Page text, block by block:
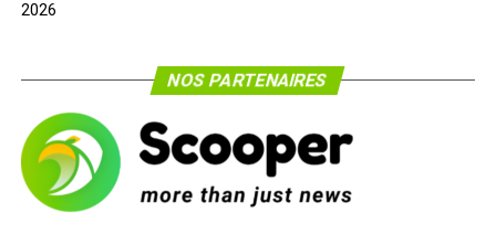
2026
NOS PARTENAIRES